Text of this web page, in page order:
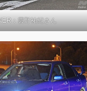
：雲野祐紀さん